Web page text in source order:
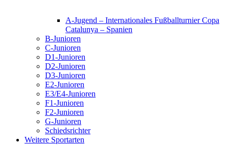
A-Jugend – Internationales Fußballturnier Copa
Catalunya – Spanien
B-Junioren
C-Junioren
D1-Junioren
D2-Junioren
D3-Junioren
E2-Junioren
E3/E4-Junioren
F1-Junioren
F2-Junioren
G-Junioren
Schiedsrichter
Weitere Sportarten